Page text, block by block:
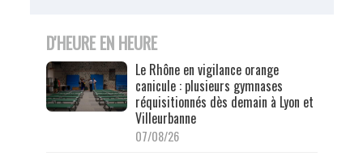
D'HEURE EN HEURE
Le Rhône en vigilance orange
canicule : plusieurs gymnases
réquisitionnés dès demain à Lyon et
Villeurbanne
07/08/26